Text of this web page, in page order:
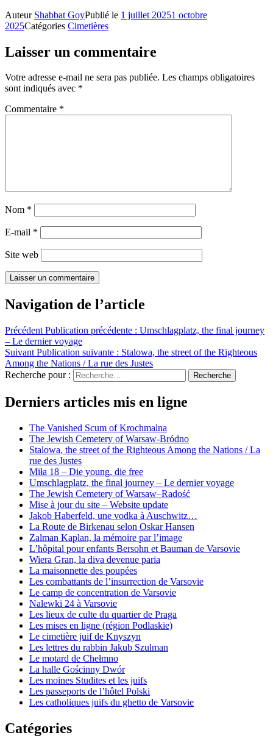
Auteur Shabbat GoyPublié le 1 juillet 20251 octobre
2025Catégories Cimetières
Laisser un commentaire
Votre adresse e-mail ne sera pas publiée. Les champs obligatoires
sont indiqués avec *
Commentaire *
Nom *
E-mail *
Site web
Navigation de l’article
Précédent Publication précédente : Umschlagplatz, the final journey
– Le dernier voyage
Suivant Publication suivante : Stalowa, the street of the Righteous
Among the Nations / La rue des Justes
Recherche pour :
Recherche
Derniers articles mis en ligne
The Vanished Scum of Krochmalna
The Jewish Cemetery of Warsaw-Bródno
Stalowa, the street of the Righteous Among the Nations / La
rue des Justes
Miła 18 – Die young, die free
Umschlagplatz, the final journey – Le dernier voyage
The Jewish Cemetery of Warsaw–Radość
Mise à jour du site – Website update
Jakob Haberfeld, une vodka à Auschwitz…
La Route de Birkenau selon Oskar Hansen
Zalman Kaplan, la mémoire par l’image
L’hôpital pour enfants Bersohn et Bauman de Varsovie
Wiera Gran, la diva devenue paria
La maisonnette des poupées
Les combattants de l’insurrection de Varsovie
Le camp de concentration de Varsovie
Nalewki 24 à Varsovie
Les lieux de culte du quartier de Praga
Les mises en ligne (région Podlaskie)
Le cimetière juif de Knyszyn
Les lettres du rabbin Jakub Szulman
Le motard de Chełmno
La halle Gościnny Dwór
Les moines Studites et les juifs
Les passeports de l’hôtel Polski
Les catholiques juifs du ghetto de Varsovie
Catégories